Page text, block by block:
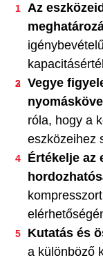
Az
Vegye
róla, hogy a
eszközeihez
Értékelje az
Kutatás és
a különböző